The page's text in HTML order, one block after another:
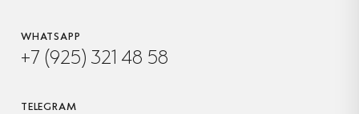
WHATSAPP
+7 (925) 321 48 58
TELEGRAM